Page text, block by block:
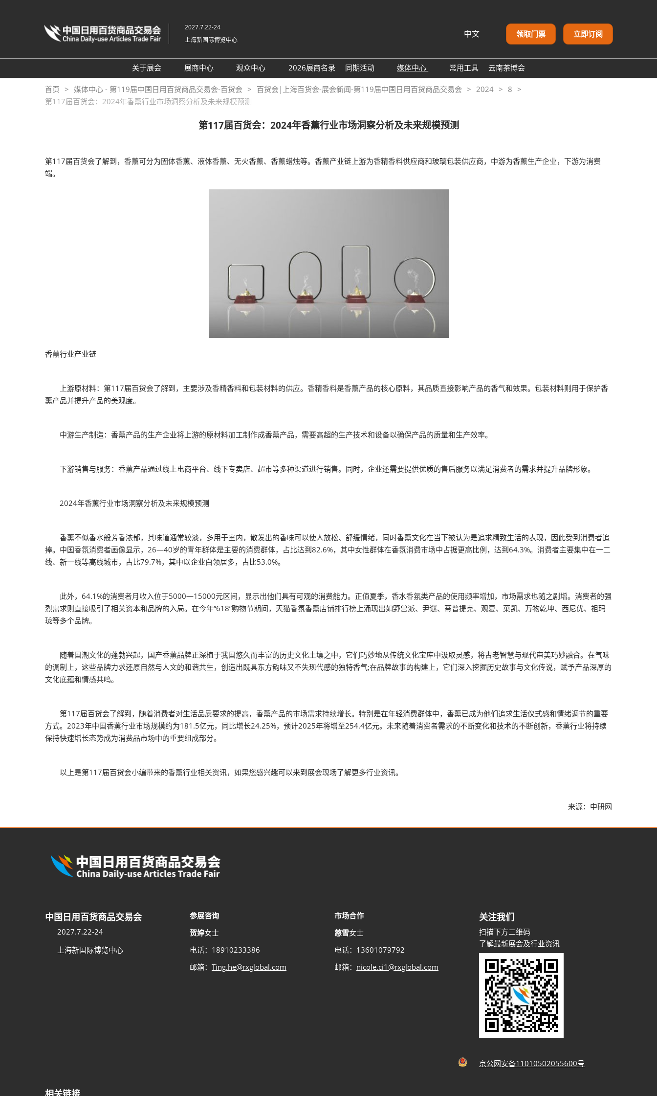
跳
容
2027.7.22-24
上海新国际博览中心
中文
English
한국어 (Korean)
日本語
Bahasa Indonesia
Español
领取门票 立即订阅
关于展会
特色展区
交通指南
展商中心
预定展位
展品范围
展位图
观众中心
领取门票
小程序
组团买家
2026展商名录
同期活动
TAP钻石贵宾对接
媒体中心
展会新闻
下载中心
常用工具 云南茶博会
首页 媒体中心 - 第119届中国日用百货商品交易会-百货会 百货会|上海百货会-展会新闻-第119届中国日用百货商品交易会 2024
8
第117届百货会：2024年香薰行业市场洞察分析及未来规模预测
第117届百货会：2024年香薰行业市场洞察分析及未来规模预测
第117届百货会了解到，香薰可分为固体香薰、液体香薰、无火香薰、香薰蜡烛等。香薰产业链上游为香精香料供应商和玻璃包装供应商，中游为香薰生产企业，下游为消费
端。
香薰行业产业链
上游原材料：第117届百货会了解到，主要涉及香精香料和包装材料的供应。香精香料是香薰产品的核心原料，其品质直接影响产品的香气和效果。包装材料则用于保护香
薰产品并提升产品的美观度。
中游生产制造：香薰产品的生产企业将上游的原材料加工制作成香薰产品，需要高超的生产技术和设备以确保产品的质量和生产效率。
下游销售与服务：香薰产品通过线上电商平台、线下专卖店、超市等多种渠道进行销售。同时，企业还需要提供优质的售后服务以满足消费者的需求并提升品牌形象。
2024年香薰行业市场洞察分析及未来规模预测
香薰不似香水般芳香浓郁，其味道通常较淡，多用于室内，散发出的香味可以使人放松、舒缓情绪，同时香薰文化在当下被认为是追求精致生活的表现，因此受到消费者追
捧。中国香氛消费者画像显示，26—40岁的青年群体是主要的消费群体，占比达到82.6%，其中女性群体在香氛消费市场中占据更高比例，达到64.3%。消费者主要集中在一二
线、新一线等高线城市，占比79.7%，其中以企业白领居多，占比53.0%。
此外，64.1%的消费者月收入位于5000—15000元区间，显示出他们具有可观的消费能力。正值夏季，香水香氛类产品的使用频率增加，市场需求也随之剧增。消费者的强
烈需求则直接吸引了相关资本和品牌的入局。在今年“618”购物节期间，天猫香氛香薰店铺排行榜上涌现出如野兽派、尹谜、蒂普提克、观夏、菓凯、万物乾坤、西尼优、祖玛
珑等多个品牌。
随着国潮文化的蓬勃兴起，国产香薰品牌正深植于我国悠久而丰富的历史文化土壤之中，它们巧妙地从传统文化宝库中汲取灵感，将古老智慧与现代审美巧妙融合。在气味
的调制上，这些品牌力求还原自然与人文的和谐共生，创造出既具东方韵味又不失现代感的独特香气;在品牌故事的构建上，它们深入挖掘历史故事与文化传说，赋予产品深厚的
文化底蕴和情感共鸣。
第117届百货会了解到，随着消费者对生活品质要求的提高，香薰产品的市场需求持续增长。特别是在年轻消费群体中，香薰已成为他们追求生活仪式感和情绪调节的重要
方式。2023年中国香薰行业市场规模约为181.5亿元，同比增长24.25%，预计2025年将增至254.4亿元。未来随着消费者需求的不断变化和技术的不断创新，香薰行业将持续
保持快速增长态势成为消费品市场中的重要组成部分。
以上是第117届百货会小编带来的香薰行业相关资讯，如果您感兴趣可以来到展会现场了解更多行业资讯。
来源：中研网
中国日用百货商品交易会
2027.7.22-24
上海新国际博览中心
参展咨询
贺婷女士
电话：18910233386
邮箱： Ting.he@rxglobal.com
市场合作
慈雪女士
电话：13601079792
邮箱： nicole.ci1@rxglobal.com
关注我们
扫描下方二维码
了解最新展会及行业资讯
京公网安备11010502055600号
相关链接